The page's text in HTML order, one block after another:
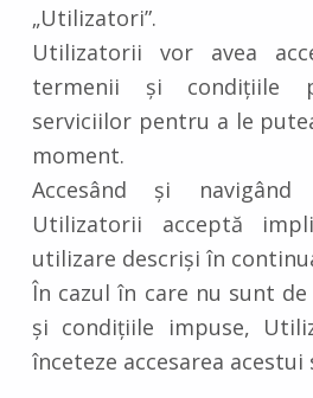
„Utilizatori”.
Utilizatorii vor avea
termenii și condițiile
serviciilor pentru a le
moment.
Accesând și
Utilizatorii acceptă
utilizare descriși în
În cazul în care nu sunt
și condițiile impuse,
înceteze accesarea acestui